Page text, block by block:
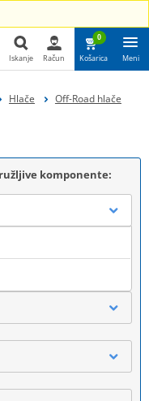
Iskanje
Iskanje Račun
0
Košarica Meni
Hlače
Off-Road hlače
komponente: